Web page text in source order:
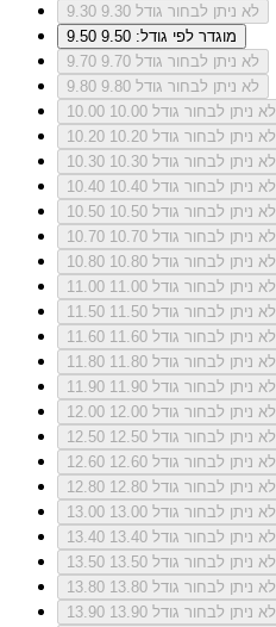
9.30
לא ניתן לבחור גודל 9.30
9.50
מוגדר לפי גודל: 9.50
9.70
לא ניתן לבחור גודל 9.70
9.80
לא ניתן לבחור גודל 9.80
10.00
לא ניתן לבחור גודל 10.00
10.20
לא ניתן לבחור גודל 10.20
10.30
לא ניתן לבחור גודל 10.30
10.40
לא ניתן לבחור גודל 10.40
10.50
לא ניתן לבחור גודל 10.50
10.70
לא ניתן לבחור גודל 10.70
10.80
לא ניתן לבחור גודל 10.80
11.00
לא ניתן לבחור גודל 11.00
11.50
לא ניתן לבחור גודל 11.50
11.60
לא ניתן לבחור גודל 11.60
11.80
לא ניתן לבחור גודל 11.80
11.90
לא ניתן לבחור גודל 11.90
12.00
לא ניתן לבחור גודל 12.00
12.50
לא ניתן לבחור גודל 12.50
12.60
לא ניתן לבחור גודל 12.60
12.80
לא ניתן לבחור גודל 12.80
13.00
לא ניתן לבחור גודל 13.00
13.40
לא ניתן לבחור גודל 13.40
13.50
לא ניתן לבחור גודל 13.50
13.80
לא ניתן לבחור גודל 13.80
13.90
לא ניתן לבחור גודל 13.90